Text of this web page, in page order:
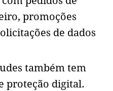
promoções
de dados
também tem
proteção digital.